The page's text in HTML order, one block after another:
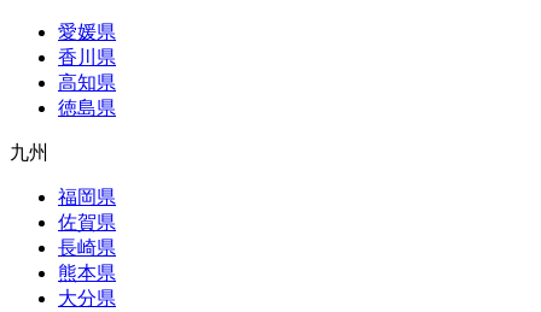
愛媛県
香川県
高知県
徳島県
九州
福岡県
佐賀県
長崎県
熊本県
大分県